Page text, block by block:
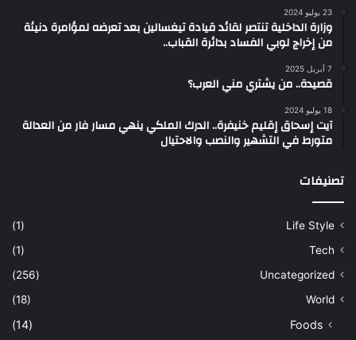
23 يوليو 2024
وزارة الداخلية تنتصر لقائد قيادة تيغسالين بعد تعرضه لمؤامرة دنيئة
من إخراج لوبي الفساد بدائرة القباب..
7 أبريل 2025
قصيدة.. من يشتري مني العرب؟
18 يوليو 2024
آيت إسحاق إقليم خنيفرة.. الدرك الملكي ينهي مسار فار من العدالة
متورط في التشهير والنصب والاحتيال
تصنيفات
Life Style
(1)
Tech
(1)
Uncategorized
(256)
World
(18)
Foods
(14)